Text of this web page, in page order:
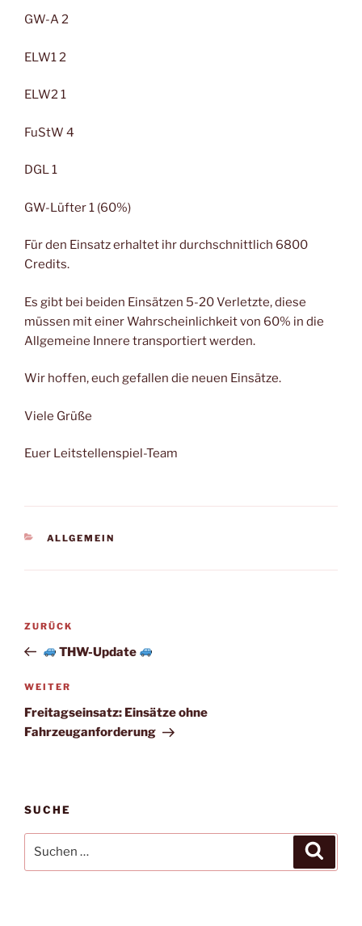
GW-A 2
ELW1 2
ELW2 1
FuStW 4
DGL 1
GW-Lüfter 1 (60%)
Für den Einsatz erhaltet ihr durchschnittlich 6800
Credits.
Es gibt bei beiden Einsätzen 5-20 Verletzte, diese
müssen mit einer Wahrscheinlichkeit von 60% in die
Allgemeine Innere transportiert werden.
Wir hoffen, euch gefallen die neuen Einsätze.
Viele Grüße
Euer Leitstellenspiel-Team
KATEGORIEN
ALLGEMEIN
Beitragsnavigation
Vorheriger
Beitrag
ZURÜCK
THW-Update
Nächster
Beitrag
WEITER
Freitagseinsatz: Einsätze ohne
Fahrzeuganforderung
SUCHE
nach: